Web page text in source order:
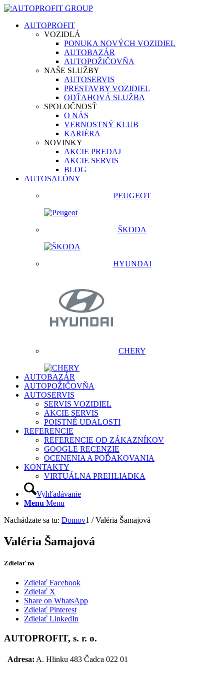
AUTOPROFIT
VOZIDLÁ
PONUKA NOVÝCH VOZIDIEL
AUTOBAZÁR
AUTOPOŽIČOVŇA
NAŠE SLUŽBY
AUTOSERVIS
PRESTAVBY VOZIDIEL
ODŤAHOVÁ SLUŽBA
SPOLOČNOSŤ
O NÁS
VERNOSTNÝ KLUB
KARIÉRA
NOVINKY
AKCIE PREDAJ
AKCIE SERVIS
BLOG
AUTOSALÓNY
PEUGEOT
ŠKODA
HYUNDAI
CHERY
AUTOBAZÁR
AUTOPOŽIČOVŇA
AUTOSERVIS
SERVIS VOZIDIEL
AKCIE SERVIS
POISTNÉ UDALOSTI
REFERENCIE
REFERENCIE OD ZÁKAZNÍKOV
GOOGLE RECENZIE
OCENENIA A POĎAKOVANIA
KONTAKTY
VIRTUÁLNA PREHLIADKA
Vyhľadávanie
Menu Menu
Nachádzate sa tu: Domov1 / Valéria Šamajová
Valéria Šamajová
Zdielať na
Zdielať Facebook
Zdielať X
Share on WhatsApp
Zdielať Pinterest
Zdielať LinkedIn
AUTOPROFIT, s. r. o.
Adresa: A. Hlinku 483 Čadca 022 01